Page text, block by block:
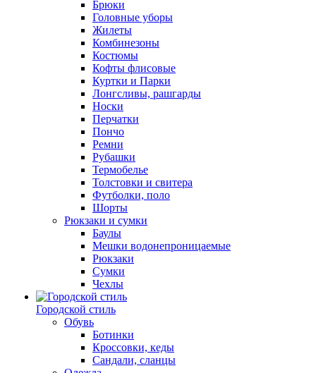
Брюки
Головные уборы
Жилеты
Комбинезоны
Костюмы
Кофты флисовые
Куртки и Парки
Лонгсливы, рашгарды
Носки
Перчатки
Пончо
Ремни
Рубашки
Термобелье
Толстовки и свитера
Футболки, поло
Шорты
Рюкзаки и сумки
Баулы
Мешки водонепроницаемые
Рюкзаки
Сумки
Чехлы
Городской стиль
Обувь
Ботинки
Кроссовки, кеды
Сандали, сланцы